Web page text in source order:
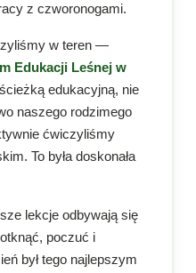
z czworonogami.
w teren —
Edukacji Leśnej w
edukacyjną, nie
naszego rodzimego
ćwiczyliśmy
To była doskonała
lekcje odbywają się
poczuć i
był tego najlepszym